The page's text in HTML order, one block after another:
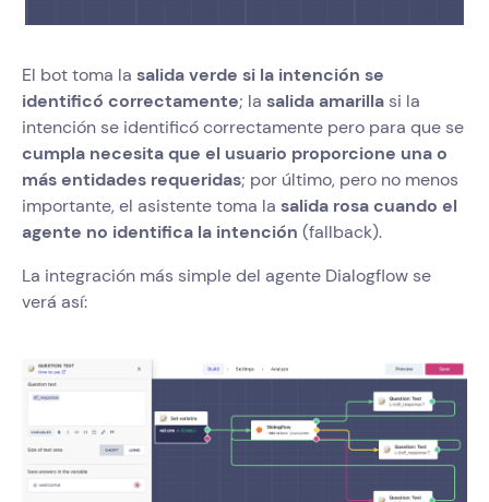
El bot toma la salida verde si la intención se
identificó correctamente; la salida amarilla si la
intención se identificó correctamente pero para que se
cumpla necesita que el usuario proporcione una o
más entidades requeridas; por último, pero no menos
importante, el asistente toma la salida rosa cuando el
agente no identifica la intención (fallback).
La integración más simple del agente Dialogflow se
verá así: